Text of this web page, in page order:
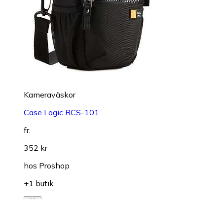
Kameraväskor
Case Logic RCS-101
fr.
352 kr
hos Proshop
+1 butik